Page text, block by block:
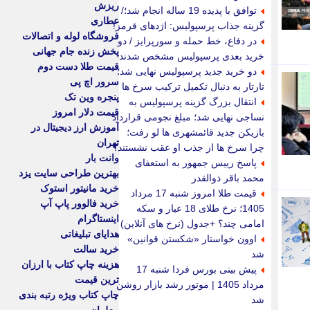
توافق با پدیده 19 ساله انجام شد؛/
گزینه جذاب پرسپولیس: اژدهای قرمز!
در دفاع، خط حمله و سورپرایز / دو
خرید بعدی پرسپولیس مشخص شدند
دو خرید جدید پرسپولیس نهایی شد؛
تارتار به دنبال تکمیل ترکیب سرخ ها
انتقال بزرگ گزینه پرسپولیس به
نساجی نهایی شد؛ مبلغ نجومی قرارداد
بازیکن جدید قائمشهری ها لو رفت؛
چرا سرخ ها از جذب او عقب نشستند؟
پاسخ رییس جمهور به استعفای
محمد باقر ذوالقدر
قیمت طلا امروز شنبه 17 مرداد
1405؛ نرخ طلای 18 عیار و سکه
امامی چند؟ +جدول (نرخ های آنلاین)
اوون خواستار «شکستن قوانین»
شد
پیش بینی بورس فردا شنبه 17
مرداد 1405 | موتور رشد بازار روشن
شد
ریزش
عطاری
فروشگاه لوله و اتصالات
پخش زنده جام جهانی
قیمت طلا دست دوم
سرور اچ پی
پنجره وین تک
قیمت دلار امروز
آموزش ارز دیجیتال در
تهران
وانت بار
بهترین طراحی سایت یزد
خرید مانیتور استوک
خرید فالوور پاپ آپ
اینستاگرام
هدایای تبلیغاتی
خرید سالت
هزینه چاپ کتاب با ارزان
ترین قیمت
چاپ کتاب ویژه رتبه بندی